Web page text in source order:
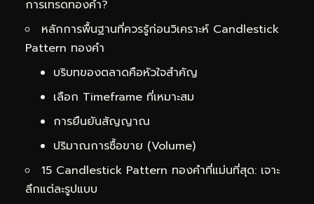
การเทรดทองคำ?
หลักการพื้นฐานที่ควรรู้ก่อนวิเคราะห์ Candlestick
Pattern ทองคำ
บริบทของตลาดคือหัวใจสำคัญ
เลือก Timeframe ที่เหมาะสม
การยืนยันสัญญาณ
ปริมาณการซื้อขาย (Volume)
15 Candlestick Pattern ทองคำที่แม่นที่สุด: เจาะ
ลึกแต่ละรูปแบบ